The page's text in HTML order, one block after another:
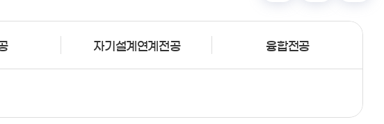
자기설계연계전공 융합전공